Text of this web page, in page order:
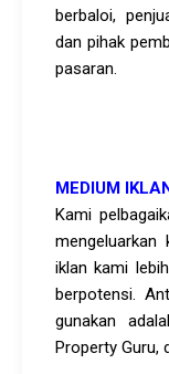
berbaloi,
dan pihak
pasaran.
MEDIUM
Kami
iklan kami
berpotensi.
gunakan
Property Guru,